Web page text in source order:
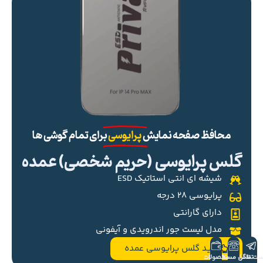
محافظ صفحه نمایشپرایوسیبرای تمام گوشی ها
گلس پرایوسی (حریم شخصی) عمده
شیشه ای انتی استاتیک ESD
پرایوسی ۲۸ درجه
دارای گارانتی
مدل لیست جور اندرویدی و آیفونی
خرید گلس پرایوسی عمده
تلگرام
تماس مستقیم
محصولات